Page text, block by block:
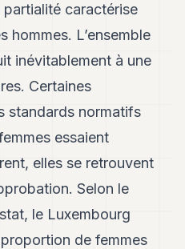
caractérise
hommes. L’ensemble
inévitablement à une
Certaines
standards normatifs
essaient
elles se retrouvent
Selon le
le Luxembourg
de femmes